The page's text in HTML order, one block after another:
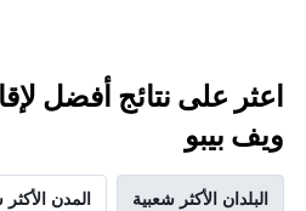
اعثر على نتائج أفضل
ويف بيبو
البلدان الأكثر شعبية المدن